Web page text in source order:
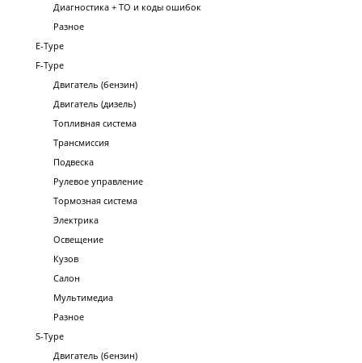
Диагностика + ТО и коды ошибок
Разное
E-Type
F-Type
Двигатель (бензин)
Двигатель (дизель)
Топливная система
Трансмиссия
Подвеска
Рулевое управление
Тормозная система
Электрика
Освещение
Кузов
Салон
Мультимедиа
Разное
S-Type
Двигатель (бензин)